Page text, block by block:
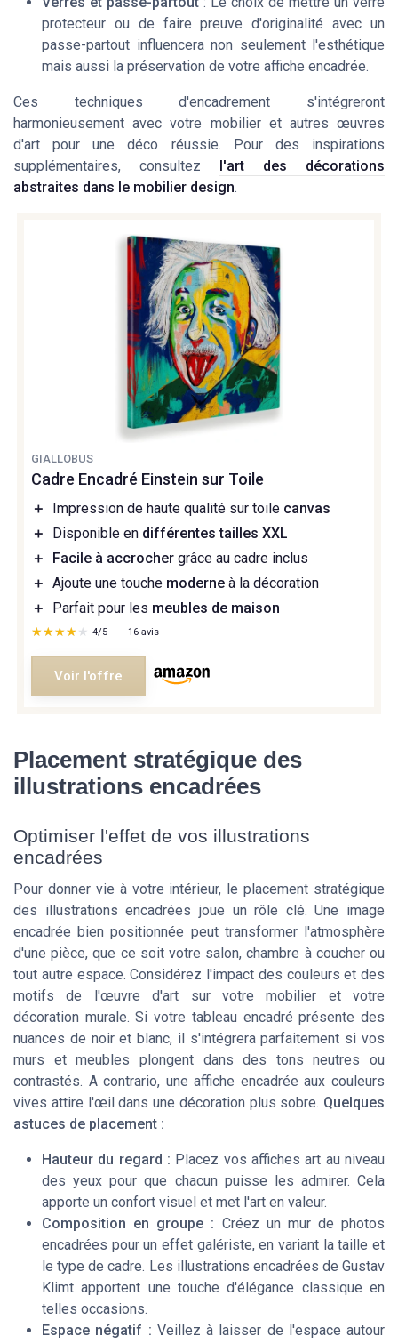
protecteur ou de faire preuve d'originalité avec un
passe-partout influencera non seulement l'esthétique
mais aussi la préservation de votre affiche encadrée.
Ces techniques d'encadrement s'intégreront
harmonieusement avec votre mobilier et autres œuvres
d'art pour une déco réussie. Pour des inspirations
supplémentaires, consultez l'art des décorations
abstraites dans le mobilier design.
GIALLOBUS
Cadre Encadré Einstein sur Toile
＋ Impression de haute qualité sur toile canvas
＋
Disponible en différentes tailles XXL
＋
Facile à accrocher grâce au cadre inclus
＋ Ajoute une touche moderne à la décoration
＋
Parfait pour les meubles de maison
★★★★★
★★★★★ 4/5 — 16 avis
Voir l'offre
Placement stratégique des
illustrations encadrées
Optimiser l'effet de vos illustrations
encadrées
Pour donner vie à votre intérieur, le placement stratégique
des illustrations encadrées joue un rôle clé. Une image
encadrée bien positionnée peut transformer l'atmosphère
d'une pièce, que ce soit votre salon, chambre à coucher ou
tout autre espace. Considérez l'impact des couleurs et des
motifs de l'œuvre d'art sur votre mobilier et votre
décoration murale. Si votre tableau encadré présente des
nuances de noir et blanc, il s'intégrera parfaitement si vos
murs et meubles plongent dans des tons neutres ou
contrastés. A contrario, une affiche encadrée aux couleurs
vives attire l'œil dans une décoration plus sobre. Quelques
astuces de placement :
Hauteur du regard : Placez vos affiches art au niveau
des yeux pour que chacun puisse les admirer. Cela
apporte un confort visuel et met l'art en valeur.
Composition en groupe : Créez un mur de photos
encadrées pour un effet galériste, en variant la taille et
le type de cadre. Les illustrations encadrées de Gustav
Klimt apportent une touche d'élégance classique en
telles occasions.
Espace négatif : Veillez à laisser de l'espace autour